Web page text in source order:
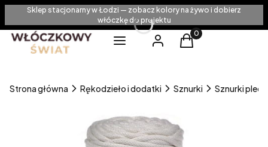
Sklep stacjonarny w Łodzi — zobacz kolory na żywo i dobierz
włóczkę do projektu
Menu
Zaloguj sięProdukty w
Koszyk
Strona główna Rękodzieło i dodatki Sznurki Sznurki